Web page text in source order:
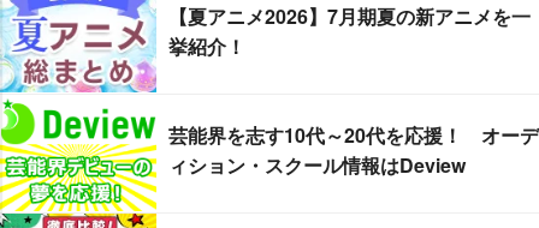
【夏アニメ2026】7月期夏の新アニメを一
挙紹介！
芸能界を志す10代～20代を応援！ オーデ
ィション・スクール情報はDeview